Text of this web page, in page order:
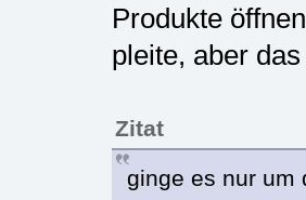
Produkte
pleite, aber
Zitat
ginge es nur um